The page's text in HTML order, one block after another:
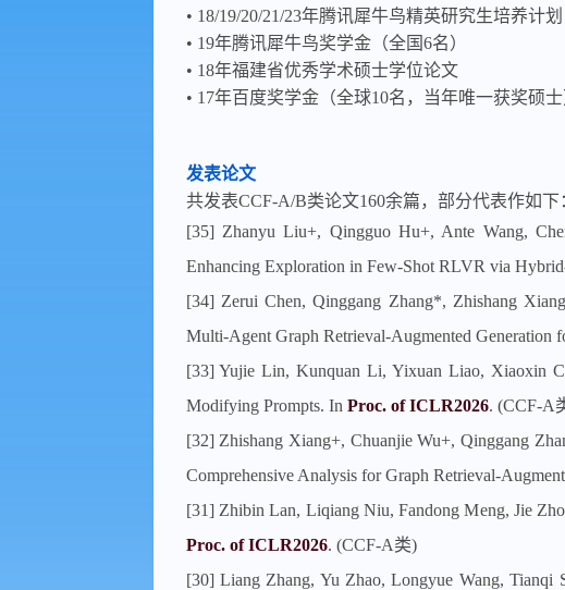
• 18/19/20/21/23年腾讯犀牛鸟精英研究生培养计划
• 19年腾讯犀牛鸟奖学金（全国6名）
• 18年福建省优秀学术硕士学位论文
• 17年百度奖学金（全球10名，当年唯一获奖硕士
发表论文
共发表CCF-A/B类论文160余篇，部分代表作如下
[35] Zhanyu Liu+, Qingguo Hu+, Ante Wang,
Enhancing Exploration in Few-Shot RLVR via
[34] Zerui Chen, Qinggang Zhang*, Zhishang
Multi-Agent Graph Retrieval-Augmented Generation
[33] Yujie Lin, Kunquan Li, Yixuan Liao, Xiaoxin
Modifying Prompts. In Proc. of ICLR2026. (CCF-A
[32] Zhishang Xiang+, Chuanjie Wu+, Qinggang
Comprehensive Analysis for Graph Retrieval-
[31] Zhibin Lan, Liqiang Niu, Fandong Meng, Jie
Proc. of ICLR2026. (CCF-A类)
[30] Liang Zhang, Yu Zhao, Longyue Wang,